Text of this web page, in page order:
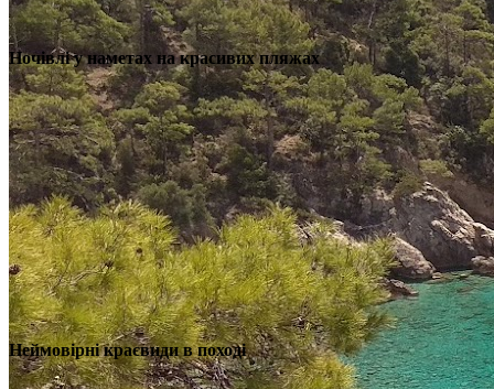
Ночівлі у наметах на красивих пляжах
Неймовірні краєвиди в поході